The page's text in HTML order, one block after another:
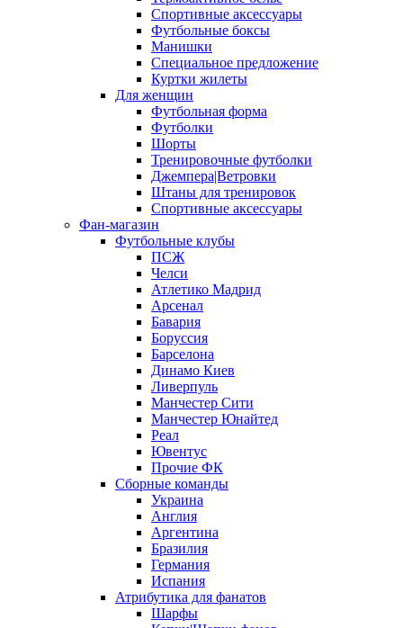
Спортивные аксессуары
Футбольные боксы
Манишки
Специальное предложение
Куртки жилеты
Для женщин
Футбольная форма
Футболки
Шорты
Тренировочные футболки
Джемпера|Ветровки
Штаны для тренировок
Спортивные аксессуары
Фан-магазин
Футбольные клубы
ПСЖ
Челси
Атлетико Мадрид
Арсенал
Бавария
Боруссия
Барселона
Динамо Киев
Ливерпуль
Манчестер Сити
Манчестер Юнайтед
Реал
Ювентус
Прочие ФК
Сборные команды
Украина
Англия
Аргентина
Бразилия
Германия
Испания
Атрибутика для фанатов
Шарфы